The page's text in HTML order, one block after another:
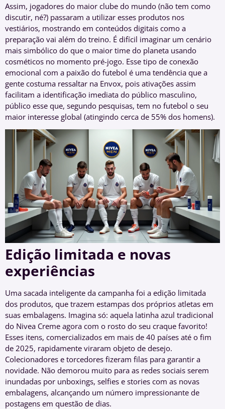
Assim, jogadores do maior clube do mundo (não tem como
discutir, né?) passaram a utilizar esses produtos nos
vestiários, mostrando em conteúdos digitais como a
preparação vai além do treino. É difícil imaginar um cenário
mais simbólico do que o maior time do planeta usando
cosméticos no momento pré-jogo. Esse tipo de conexão
emocional com a paixão do futebol é uma tendência que a
gente costuma ressaltar na Envox, pois ativações assim
facilitam a identificação imediata do público masculino,
público esse que, segundo pesquisas, tem no futebol o seu
maior interesse global (atingindo cerca de 55% dos homens).
Edição limitada e novas
experiências
Uma sacada inteligente da campanha foi a edição limitada
dos produtos, que trazem estampas dos próprios atletas em
suas embalagens. Imagina só: aquela latinha azul tradicional
do Nivea Creme agora com o rosto do seu craque favorito!
Esses itens, comercializados em mais de 40 países até o fim
de 2025, rapidamente viraram objeto de desejo.
Colecionadores e torcedores fizeram filas para garantir a
novidade. Não demorou muito para as redes sociais serem
inundadas por unboxings, selfies e stories com as novas
embalagens, alcançando um número impressionante de
postagens em questão de dias.